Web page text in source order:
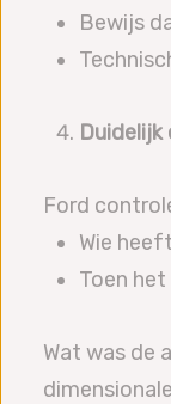
Bewijs
Duidelijk
Ford
Wie
Toen
Wat was de